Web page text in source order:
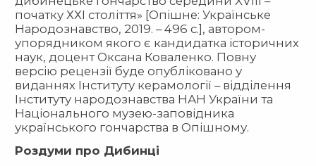
початку ХХІ століття» [Опішне: Українське
Народознавство, 2019. – 496 с.], автором-
упорядником якого є кандидатка історичних
наук, доцент Оксана Коваленко. Повну
версію рецензії буде опубліковано у
виданнях Інституту керамології – відділення
Інституту народознавства НАН України та
Національного музею-заповідника
українського гончарства в Опішному.
Роздуми про Дибинці